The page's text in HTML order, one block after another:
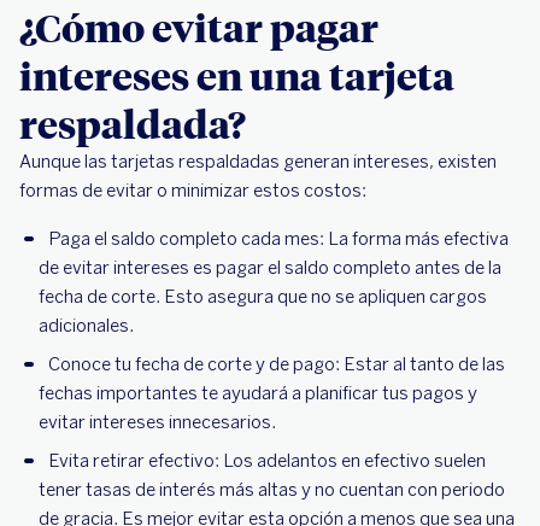
¿Cómo evitar pagar
intereses en una tarjeta
respaldada?
Aunque las tarjetas respaldadas generan intereses, existen
formas de evitar o minimizar estos costos:
Paga el saldo completo cada mes: La forma más efectiva
de evitar intereses es pagar el saldo completo antes de la
fecha de corte. Esto asegura que no se apliquen cargos
adicionales.
Conoce tu fecha de corte y de pago: Estar al tanto de las
fechas importantes te ayudará a planificar tus pagos y
evitar intereses innecesarios.
Evita retirar efectivo: Los adelantos en efectivo suelen
tener tasas de interés más altas y no cuentan con periodo
de gracia. Es mejor evitar esta opción a menos que sea una